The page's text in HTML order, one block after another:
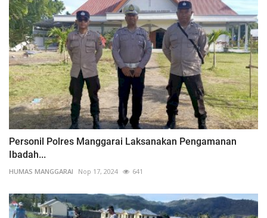
Personil Polres Manggarai Laksanakan Pengamanan
Ibadah...
HUMAS MANGGARAI Nop 17, 2024 641